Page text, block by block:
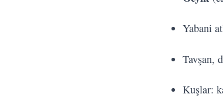
Yabani
Tavşan,
Kuşlar: